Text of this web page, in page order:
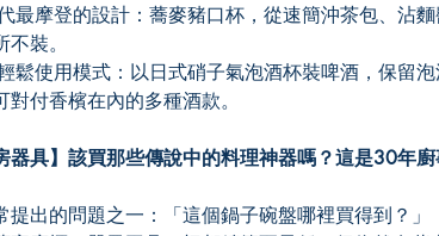
摩登的設計：蕎麥豬口杯，從速簡沖茶包、沾麵
裝。
使用模式：以日式硝子氣泡酒杯裝啤酒，保留泡
對付香檳在內的多種酒款。
】該買那些傳說中的料理神器嗎？這是30年廚
出的問題之一：「這個鍋子碗盤哪裡買得到？」